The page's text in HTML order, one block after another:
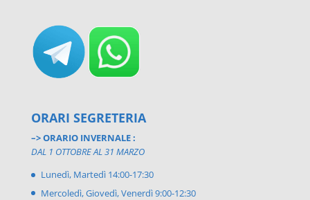
ORARI SEGRETERIA
–> ORARIO INVERNALE :
DAL 1 OTTOBRE AL 31 MARZO
Lunedì, Martedì 14:00-17:30
Mercoledì, Giovedì, Venerdì 9:00-12:30